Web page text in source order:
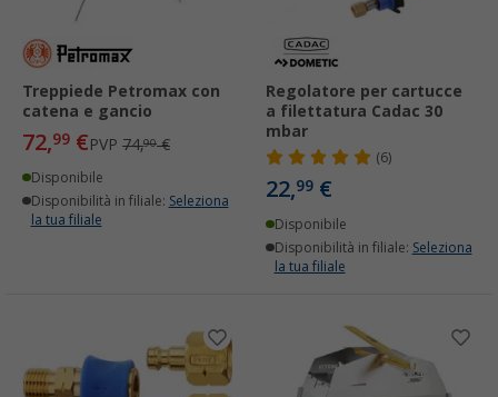
Treppiede Petromax con
catena e gancio
72,99 €PVP 74,90€
Disponibile
Disponibilità in filiale: Seleziona
la tua filiale
Regolatore per cartucce
a filettatura Cadac 30
mbar
(6)
22,99 €
Disponibile
Disponibilità in filiale: Seleziona
la tua filiale